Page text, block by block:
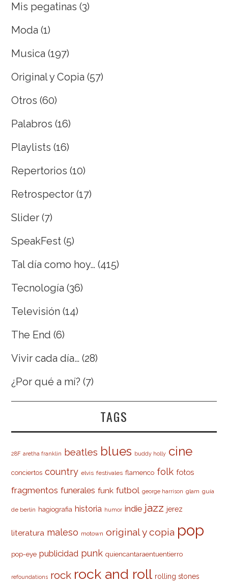
Mis pegatinas (3)
Moda (1)
Musica (197)
Original y Copia (57)
Otros (60)
Palabros (16)
Playlists (16)
Repertorios (10)
Retrospector (17)
Slider (7)
SpeakFest (5)
Tal día como hoy… (415)
Tecnología (36)
Televisión (14)
The End (6)
Vivir cada día… (28)
¿Por qué a mí? (7)
TAGS
28F aretha franklin beatles blues buddy holly cine
conciertos country elvis festivales flamenco folk fotos
fragmentos funerales funk futbol george harrison glam guía
de berlín hagiografia historia humor indie jazz jerez
literatura maleso motown original y copia pop
pop-eye publicidad punk quiencantaraentuentierro
refoundations rock rock and roll rolling stones